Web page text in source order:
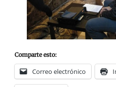
Comparte esto:
Correo electrónico